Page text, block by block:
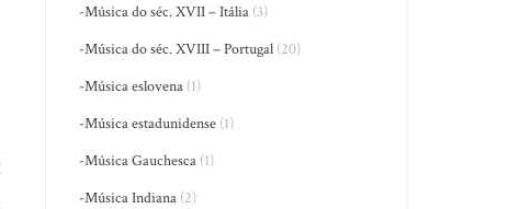
-Música do séc. XVII – Itália (3)
-Música do séc. XVIII – Portugal (20)
-Música eslovena (1)
-Música estadunidense (1)
-Música Gauchesca (1)
-Música Indiana (2)